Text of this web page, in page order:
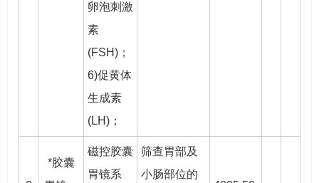
卵泡刺激
素
(FSH)；
6)促黄体
生成素
(LH)；
*胶囊
磁控胶囊
胃镜系
筛查胃部及
小肠部位的